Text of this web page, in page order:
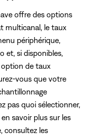
offre des options
multicanal, le taux
périphérique,
et, si disponibles,
option de taux
vous que votre
pas quoi sélectionner,
savoir plus sur les
consultez les